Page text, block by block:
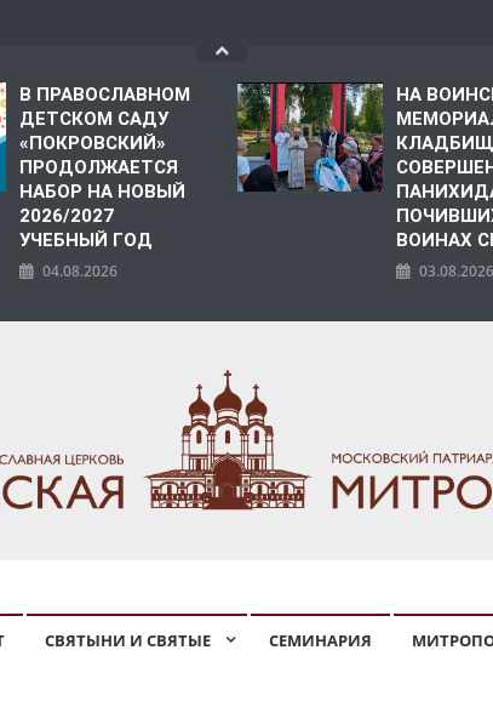
В ПРАВОСЛАВНОМ
ДЕТСКОМ САДУ
«ПОКРОВСКИЙ»
ПРОДОЛЖАЕТСЯ
НАБОР НА НОВЫЙ
2026/2027
УЧЕБНЫЙ ГОД
04.08.2026
НА
ВОИНАХ
СВЯТЫНИ И СВЯТЫЕ СЕМИНАРИЯ